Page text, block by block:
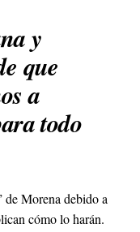
y
que
a
todo
de Morena debido a
cómo lo harán.